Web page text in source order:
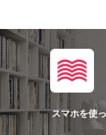
スマホを使